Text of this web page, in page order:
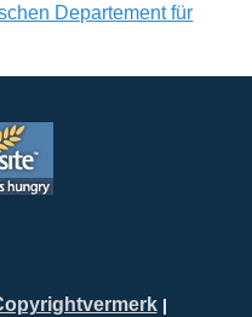
Departement für
|